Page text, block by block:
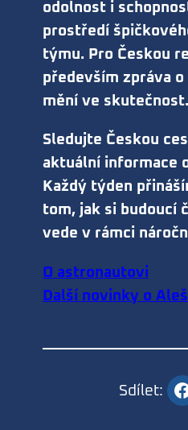
odolnost i
prostředí
týmu. Pro Českou
především zpráva
mění ve skutečnost.
Sledujte Českou
aktuální informace
Každý týden
tom, jak si budoucí
vede v rámci
O astronautovi
Další novinky o
Sdílet: